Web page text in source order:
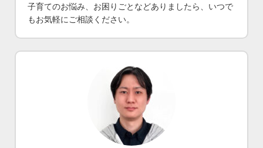
子育てのお悩み、お困りごとなどありましたら、いつで
もお気軽にご相談ください。